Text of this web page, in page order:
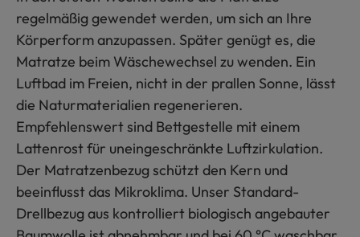
regelmäßig gewendet werden, um sich an Ihre
Körperform anzupassen. Später genügt es, die
Matratze beim Wäschewechsel zu wenden. Ein
Luftbad im Freien, nicht in der prallen Sonne, lässt
die Naturmaterialien regenerieren.
Empfehlenswert sind Bettgestelle mit einem
Lattenrost für uneingeschränkte Luftzirkulation.
Der Matratzenbezug schützt den Kern und
beeinflusst das Mikroklima. Unser Standard-
Drellbezug aus kontrolliert biologisch angebauter